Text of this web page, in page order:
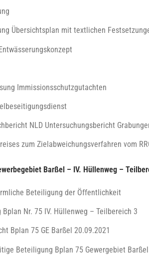
Übersichtsplan mit textlichen
Immissionsschutzgutachten
NLD Untersuchungsbericht
zum Zielabweichungsverfahren vom
Barßel – IV. Hüllenweg –
Beteiligung der Öffentlichkeit
Bplan Nr. 75 IV. Hüllenweg – Teilbereich 3
Bplan 75 GE Barßel 20.09.2021
Beteiligung Bplan 75 Gewergebiet